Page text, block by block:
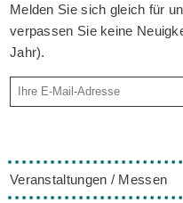
Melden Sie sich gleich für
verpassen Sie keine
Jahr).
Veranstaltungen / Messen